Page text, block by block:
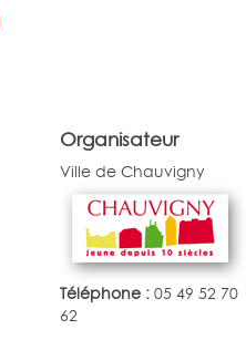
Organisateur
Ville de Chauvigny
Téléphone :05 49 52 70
62